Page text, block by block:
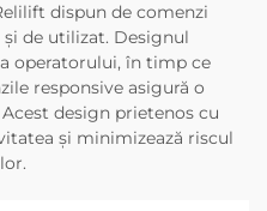
dispun de comenzi
de utilizat. Designul
operatorului, în timp ce
responsive asigură o
design prietenos cu
și minimizează riscul